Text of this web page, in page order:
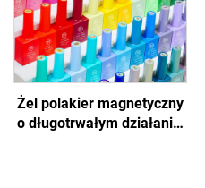
Żel polakier magnetyczny
o długotrwałym działaniu,